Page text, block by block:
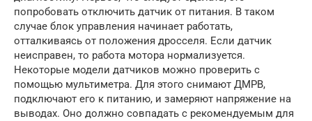
попробовать отключить датчик от питания. В таком
случае блок управления начинает работать,
отталкиваясь от положения дросселя. Если датчик
неисправен, то работа мотора нормализуется.
Некоторые модели датчиков можно проверить с
помощью мультиметра. Для этого снимают ДМРВ,
подключают его к питанию, и замеряют напряжение на
выводах. Оно должно совпадать с рекомендуемым для